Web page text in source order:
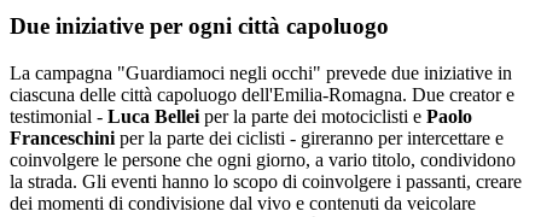
Due iniziative per ogni città capoluogo
La campagna "Guardiamoci negli occhi" prevede due iniziative in
ciascuna delle città capoluogo dell'Emilia-Romagna. Due creator e
testimonial - Luca Bellei per la parte dei motociclisti e Paolo
Franceschini per la parte dei ciclisti - gireranno per intercettare e
coinvolgere le persone che ogni giorno, a vario titolo, condividono
la strada. Gli eventi hanno lo scopo di coinvolgere i passanti, creare
dei momenti di condivisione dal vivo e contenuti da veicolare